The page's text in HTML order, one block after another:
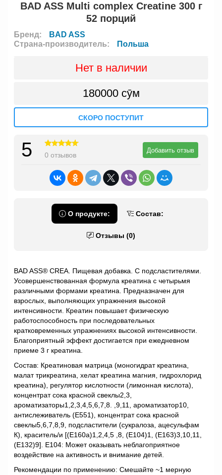
BAD ASS Multi complex Creatine 300 г
52 порций
Бренд:
BAD ASS
Страна-производитель:
Польша
Нет в наличии
180000 сӯм
СКОРО ПОСТУПИТ
5 0 отзывов
Добавить отзыв
О продукте: Состав:
Отзывы (0)
BAD ASS® CREA. Пищевая добавка. С подсластителями.
Усовершенствованная формула креатина с четырьмя
различными формами креатина. Предназначен для
взрослых, выполняющих упражнения высокой
интенсивности. Креатин повышает физическую
работоспособность при последовательных
кратковременных упражнениях высокой интенсивности.
Благоприятный эффект достигается при ежедневном
приеме 3 г креатина.
Состав: Креатиновая матрица (моногидрат креатина,
малат трикреатина, хелат креатина магния, гидрохлорид
креатина), регулятор кислотности (лимонная кислота),
концентрат сока красной свеклы2,3,
ароматизаторы1,2,3,4,5,6,7,8. ,9,11, ароматизатор10,
антислеживатель (Е551), концентрат сока красной
свеклы5,6,7,8,9, подсластители (сукралоза, ацесульфам
К), краситель/и [(E160a)1,2,4,5 ,8, (Е104)1, (Е163)3,10,11,
(Е132)9]. E104: Может оказывать неблагоприятное
воздействие на активность и внимание детей.
Рекомендации по применению: Смешайте ~1 мерную